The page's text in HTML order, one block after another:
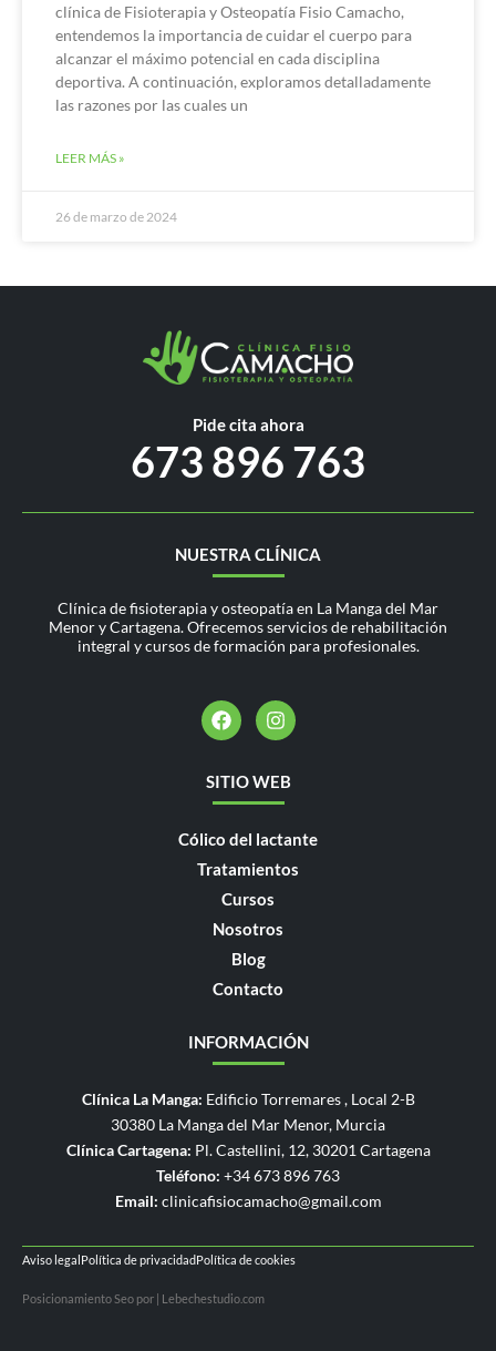
clínica de Fisioterapia y Osteopatía Fisio Camacho,
entendemos la importancia de cuidar el cuerpo para
alcanzar el máximo potencial en cada disciplina
deportiva. A continuación, exploramos detalladamente
las razones por las cuales un
LEER MÁS »
26 de marzo de 2024
Pide cita ahora
673 896 763
NUESTRA CLÍNICA
Clínica de fisioterapia y osteopatía en La Manga del Mar
Menor y Cartagena. Ofrecemos servicios de rehabilitación
integral y cursos de formación para profesionales.
SITIO WEB
Cólico del lactante
Tratamientos
Cursos
Nosotros
Blog
Contacto
INFORMACIÓN
Clínica La Manga: Edificio Torremares , Local 2-B
30380 La Manga del Mar Menor, Murcia
Clínica Cartagena: Pl. Castellini, 12, 30201 Cartagena
Teléfono: +34 673 896 763
Email: clinicafisiocamacho@gmail.com
Aviso legal Política de privacidadPolítica de cookies
Posicionamiento Seo por | Lebechestudio.com